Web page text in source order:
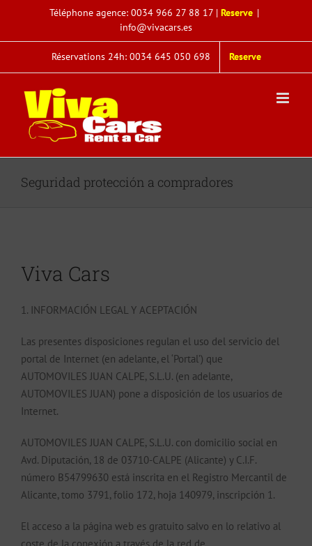
contenido
Téléphone agence: 0034 966 27 88 17| Reserve |
info@vivacars.es
Réservations 24h: 0034 645 050 698 Reserve
Seguridad protección a compradores
Viva Cars
1. INFORMACIÓN LEGAL Y ACEPTACIÓN
Las presentes disposiciones regulan el uso del servicio del
portal de Internet (en adelante, el ‘Portal’) que
AUTOMOVILES JUAN CALPE, S.L.U. (en adelante,
AUTOMOVILES JUAN) pone a disposición de los usuarios de
Internet.
AUTOMOVILES JUAN CALPE, S.L.U. con domicilio social en
Avd. Diputación, 18 de 03710-CALPE (Alicante) y C.I.F.
número B54799630 está inscrita en el Registro Mercantil de
Alicante, tomo 3791, folio 172, hoja 140979, inscripción 1.
El acceso a la página web es gratuito salvo en lo relativo al